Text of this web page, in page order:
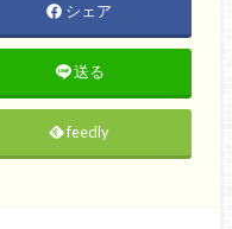
シェア
送る
feedly